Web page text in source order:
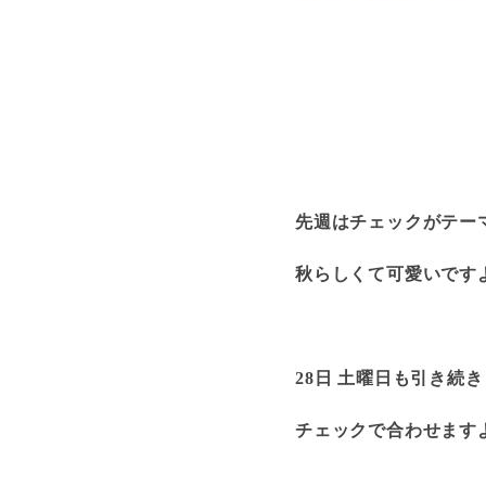
先週はチェックがテー
秋らしくて可愛いです
28日 土曜日も引き続き
チェックで合わせます